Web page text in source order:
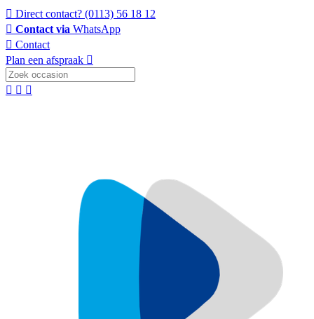
Direct contact? (0113) 56 18 12
Contact via WhatsApp
Contact
Plan een afspraak